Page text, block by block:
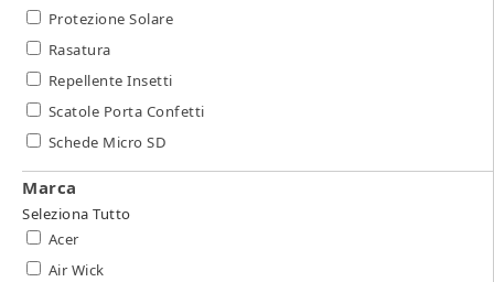
Protezione Solare
Rasatura
Repellente Insetti
Scatole Porta Confetti
Schede Micro SD
Marca
Seleziona Tutto
Acer
Air Wick